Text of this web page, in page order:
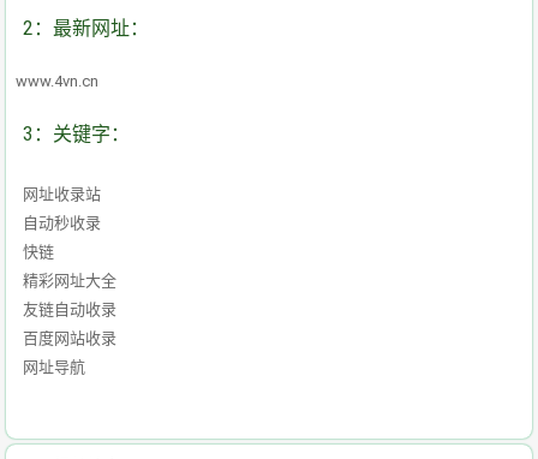
2：最新网址：
www.4vn.cn
3：关键字：
网址收录站
自动秒收录
快链
精彩网址大全
友链自动收录
百度网站收录
网址导航